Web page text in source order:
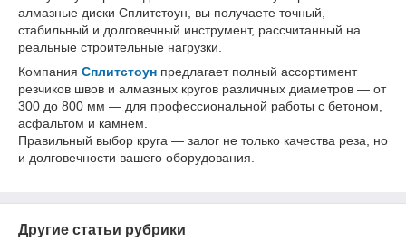
алмазные диски Сплитстоун, вы получаете точный,
стабильный и долговечный инструмент, рассчитанный на
реальные строительные нагрузки.
Компания Сплитстоун предлагает полный ассортимент
резчиков швов и алмазных кругов различных диаметров — от
300 до 800 мм — для профессиональной работы с бетоном,
асфальтом и камнем.
Правильный выбор круга — залог не только качества реза, но
и долговечности вашего оборудования.
Другие статьи рубрики